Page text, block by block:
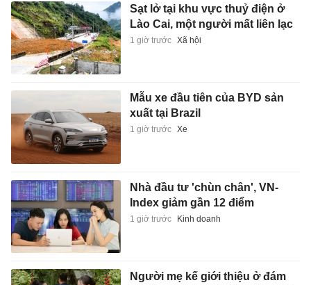
Sạt lở tại khu vực thuỷ điện ở
Lào Cai, một người mất liên lạc
1 giờ trước Xã hội
Mẫu xe đầu tiên của BYD sản
xuất tại Brazil
1 giờ trước Xe
Nhà đầu tư 'chùn chân', VN-
Index giảm gần 12 điểm
1 giờ trước Kinh doanh
Người mẹ kế giới thiệu ở đám